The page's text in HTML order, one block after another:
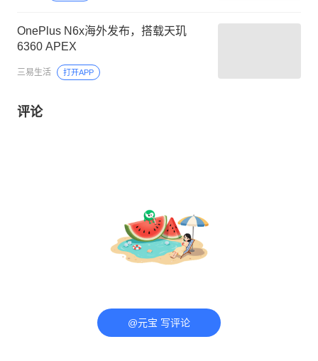
OnePlus N6x海外发布，搭载天玑
6360 APEX
三易生活 打开APP
评论
@元宝 写评论